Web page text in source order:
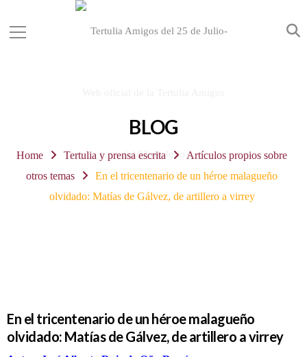
BLOG
Home Tertulia y prensa escrita
Artículos propios sobre
otros temas
En el tricentenario de un héroe malagueño
olvidado: Matías de Gálvez, de artillero a virrey
En el tricentenario de un héroe malagueño
olvidado: Matías de Gálvez, de artillero a virrey